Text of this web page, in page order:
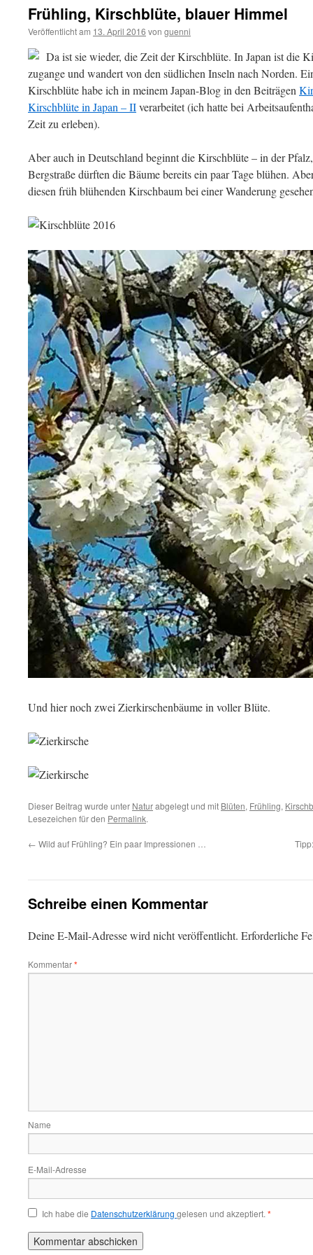
Frühling, Kirschblüte, blauer Himmel
Veröffentlicht am 13. April 2016 von guenni
Da ist sie wieder, die Zeit der Kirschblüte. In Japan ist die
zugange und wandert von den südlichen Inseln nach Norden.
Kirschblüte habe ich in meinem Japan-Blog in den Beiträgen
Kirschblüte in Japan – IIverarbeitet (ich hatte bei
Zeit zu erleben).
Aber auch in Deutschland beginnt die Kirschblüte – in der
Bergstraße dürften die Bäume bereits ein paar Tage blühen.
diesen früh blühenden Kirschbaum bei einer Wanderung
Und hier noch zwei Zierkirschenbäume in voller Blüte.
Dieser Beitrag wurde unter Naturabgelegt und mit Blüten, Frühling,
Lesezeichen für den Permalink.
← Wild auf Frühling? Ein paar Impressionen …
Schreibe einen Kommentar
Deine E-Mail-Adresse wird nicht veröffentlicht. Erforderliche
Kommentar*
Name
E-Mail-Adresse
Ich habe die Datenschutzerklärung gelesen und akzeptiert. *